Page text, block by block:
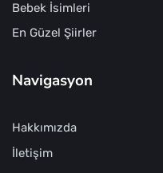
Bebek İsimleri
En Güzel Şiirler
Navigasyon
Hakkımızda
İletişim